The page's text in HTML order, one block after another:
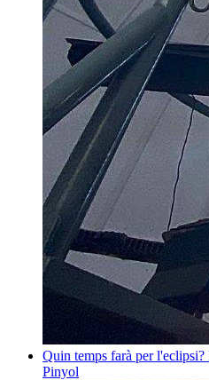
Quin temps farà per l'eclipsi?
Pinyol